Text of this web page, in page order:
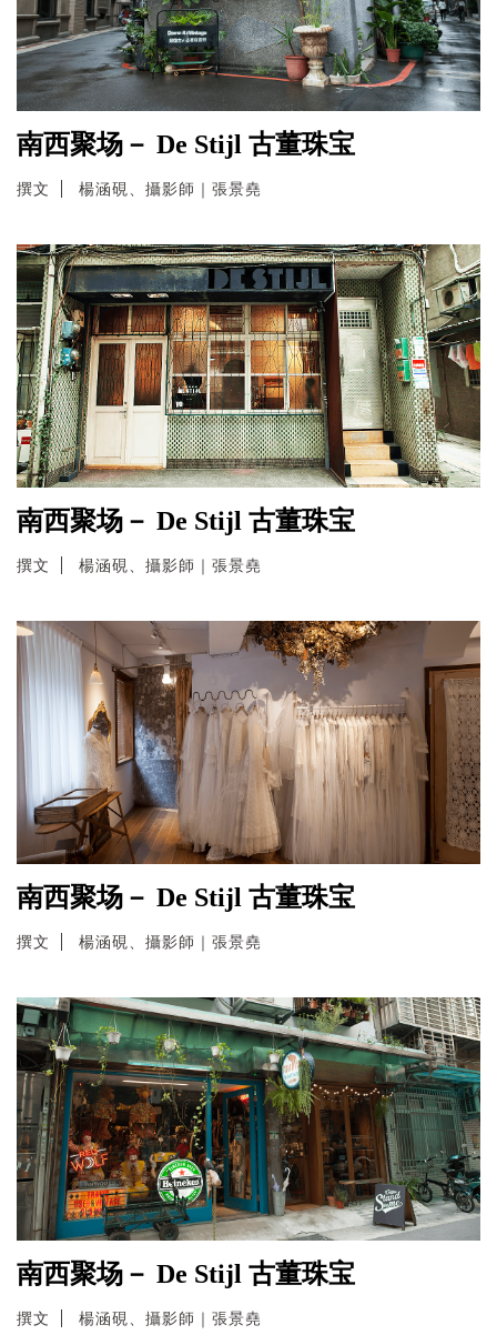
南西聚场－ De Stijl 古董珠宝
撰文 楊涵硯、攝影師｜張景堯
南西聚场－ De Stijl 古董珠宝
撰文 楊涵硯、攝影師｜張景堯
南西聚场－ De Stijl 古董珠宝
撰文 楊涵硯、攝影師｜張景堯
南西聚场－ De Stijl 古董珠宝
撰文 楊涵硯、攝影師｜張景堯